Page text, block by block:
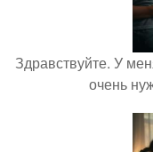
Здравствуйте. У
очень